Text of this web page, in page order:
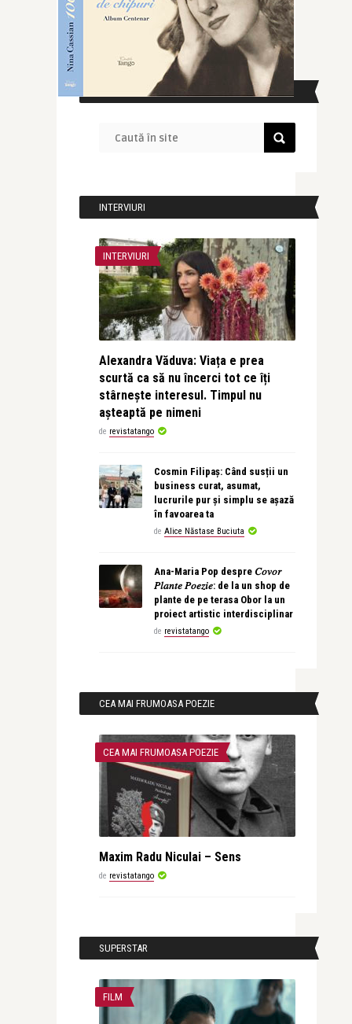
CAUTĂ ÎN SITE
INTERVIURI
INTERVIURI
Alexandra Văduva: Viața e prea
scurtă ca să nu încerci tot ce îți
stârnește interesul. Timpul nu
așteaptă pe nimeni
de revistatango
Cosmin Filipaș: Când susții un
business curat, asumat,
lucrurile pur și simplu se așază
în favoarea ta
de Alice Năstase Buciuta
Ana-Maria Pop despre 𝐶𝑜𝑣𝑜𝑟
𝑃𝑙𝑎𝑛𝑡𝑒 𝑃𝑜𝑒𝑧𝑖𝑒: de la un shop de
plante de pe terasa Obor la un
proiect artistic interdisciplinar
de revistatango
CEA MAI FRUMOASA POEZIE
CEA MAI FRUMOASA POEZIE
Maxim Radu Niculai – Sens
de revistatango
SUPERSTAR
FILM